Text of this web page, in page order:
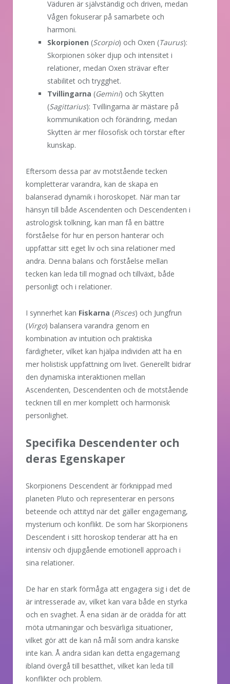
Väduren är självständig och driven, medan
Vågen fokuserar på samarbete och
harmoni.
Skorpionen (Scorpio) och Oxen (Taurus):
Skorpionen söker djup och intensitet i
relationer, medan Oxen strävar efter
stabilitet och trygghet.
Tvillingarna (Gemini) och Skytten
(Sagittarius): Tvillingarna är mästare på
kommunikation och förändring, medan
Skytten är mer filosofisk och törstar efter
kunskap.
Eftersom dessa par av motstående tecken
kompletterar varandra, kan de skapa en
balanserad dynamik i horoskopet. När man tar
hänsyn till både Ascendenten och Descendenten i
astrologisk tolkning, kan man få en bättre
förståelse för hur en person hanterar och
uppfattar sitt eget liv och sina relationer med
andra. Denna balans och förståelse mellan
tecken kan leda till mognad och tillväxt, både
personligt och i relationer.
I synnerhet kan Fiskarna (Pisces) och Jungfrun
(Virgo) balansera varandra genom en
kombination av intuition och praktiska
färdigheter, vilket kan hjälpa individen att ha en
mer holistisk uppfattning om livet. Generellt bidrar
den dynamiska interaktionen mellan
Ascendenten, Descendenten och de motstående
tecknen till en mer komplett och harmonisk
personlighet.
Specifika Descendenter och
deras Egenskaper
Skorpionens Descendent är förknippad med
planeten Pluto och representerar en persons
beteende och attityd när det gäller engagemang,
mysterium och konflikt. De som har Skorpionens
Descendent i sitt horoskop tenderar att ha en
intensiv och djupgående emotionell approach i
sina relationer.
De har en stark förmåga att engagera sig i det de
är intresserade av, vilket kan vara både en styrka
och en svaghet. Å ena sidan är de orädda för att
möta utmaningar och besvärliga situationer,
vilket gör att de kan nå mål som andra kanske
inte kan. Å andra sidan kan detta engagemang
ibland övergå till besatthet, vilket kan leda till
konflikter och problem.